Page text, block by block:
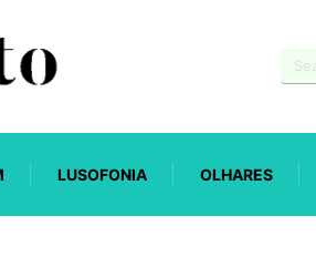
LUSOFONIA OLHARES